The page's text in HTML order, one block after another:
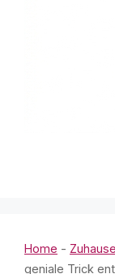
Home - Zuhause
geniale Trick